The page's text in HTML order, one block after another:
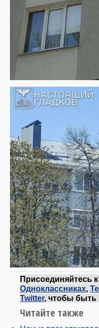
Присоединяйтесь
Одноклассниках
Twitter, чтобы быть
Читайте также